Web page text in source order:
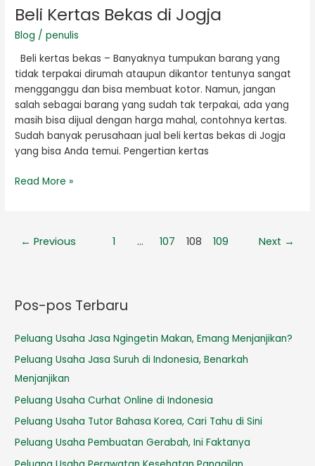
Beli Kertas Bekas di Jogja
Blog /penulis
Beli kertas bekas – Banyaknya tumpukan barang yang
tidak terpakai dirumah ataupun dikantor tentunya sangat
mengganggu dan bisa membuat kotor. Namun, jangan
salah sebagai barang yang sudah tak terpakai, ada yang
masih bisa dijual dengan harga mahal, contohnya kertas.
Sudah banyak perusahaan jual beli kertas bekas di Jogja
yang bisa Anda temui. Pengertian kertas
Bekas
Jogja
Read More »
← Previous 1 … 107 108 109 Next →
Pos-pos Terbaru
Peluang Usaha Jasa Ngingetin Makan, Emang Menjanjikan?
Peluang Usaha Jasa Suruh di Indonesia, Benarkah
Menjanjikan
Peluang Usaha Curhat Online di Indonesia
Peluang Usaha Tutor Bahasa Korea, Cari Tahu di Sini
Peluang Usaha Pembuatan Gerabah, Ini Faktanya